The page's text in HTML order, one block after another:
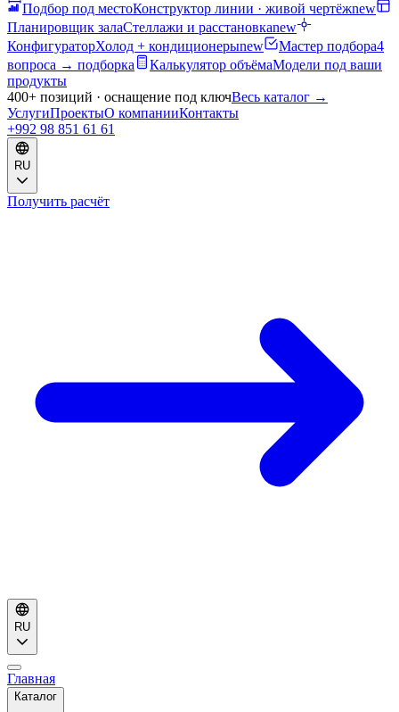
Подбор под местоКонструктор линии · живой чертёжnew
Планировщик залаСтеллажи и расстановкаnew
КонфигураторХолод + кондиционерыnew Мастер подбора4
вопроса → подборка
Калькулятор объёмаМодели под ваши
продукты
400+ позиций · оснащение под ключВесь каталог →
УслугиПроектыО компанииКонтакты
+992 98 851 61 61
RU
Получить расчёт
RU
Главная
Каталог